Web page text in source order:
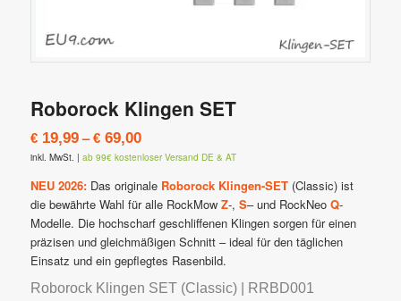
Roborock Klingen SET
€19,99–€69,00
inkl. MwSt. | ab 99€ kostenloser Versand DE & AT
NEU 2026:Das originale Roborock Klingen-SET(Classic) ist
die bewährte Wahl für alle RockMow Z-, S– und RockNeo Q-
Modelle. Die hochscharf geschliffenen Klingen sorgen für einen
präzisen und gleichmäßigen Schnitt – ideal für den täglichen
Einsatz und ein gepflegtes Rasenbild.
Roborock Klingen SET (Classic) | RRBD001